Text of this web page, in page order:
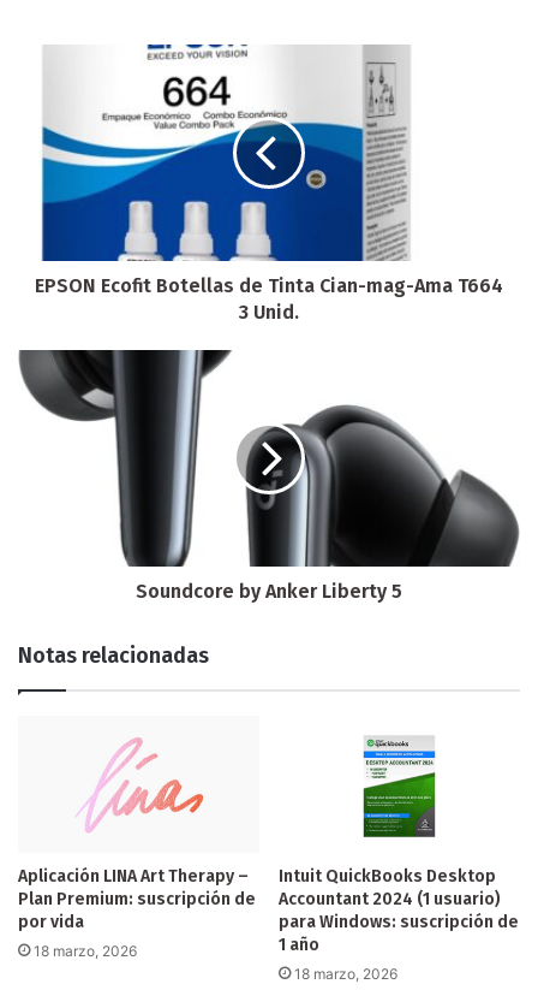
EPSON Ecofit Botellas de Tinta Cian-mag-Ama T664
3 Unid.
Soundcore by Anker Liberty 5
Notas relacionadas
Aplicación LINA Art Therapy –
Plan Premium: suscripción de
por vida
18 marzo, 2026
Intuit QuickBooks Desktop
Accountant 2024 (1 usuario)
para Windows: suscripción de
1 año
18 marzo, 2026